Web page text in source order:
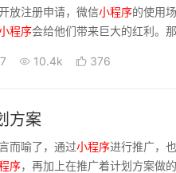
放注册申请，微信小程序的使用
程序会给他们带来巨大的红利。
10.4k 376
方案
而喻了，通过小程序进行推广，
序，再加上在推广着计划方案做